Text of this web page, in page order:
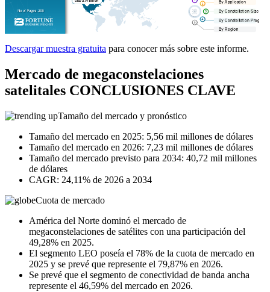
Descargar muestra gratuita para conocer más sobre este informe.
Mercado de megaconstelaciones
satelitales CONCLUSIONES CLAVE
Tamaño del mercado y pronóstico
Tamaño del mercado en 2025: 5,56 mil millones de dólares
Tamaño del mercado en 2026: 7,23 mil millones de dólares
Tamaño del mercado previsto para 2034: 40,72 mil millones
de dólares
CAGR: 24,11% de 2026 a 2034
Cuota de mercado
América del Norte dominó el mercado de
megaconstelaciones de satélites con una participación del
49,28% en 2025.
El segmento LEO poseía el 78% de la cuota de mercado en
2025 y se prevé que represente el 79,87% en 2026.
Se prevé que el segmento de conectividad de banda ancha
represente el 46,59% del mercado en 2026.